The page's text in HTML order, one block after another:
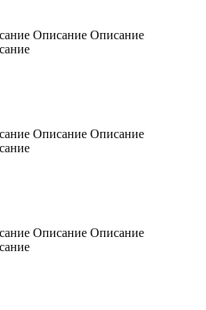
Oписание Oписание
Oписание Oписание
Oписание Oписание